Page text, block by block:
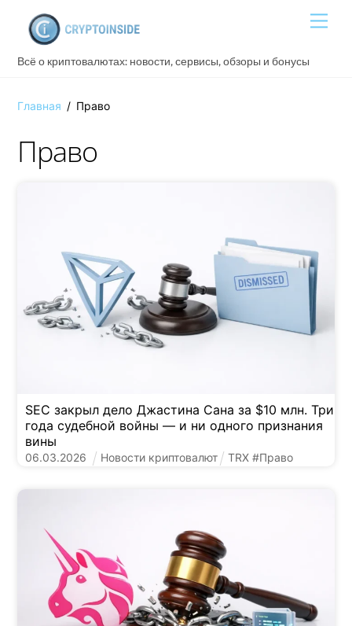
content
Всё о криптовалютах: новости, сервисы, обзоры и бонусы
Главная / Право
Право
SEC закрыл дело Джастина Сана за $10 млн. Три
года судебной войны — и ни одного признания
вины
06.03.2026 Новости криптовалют TRX#Право